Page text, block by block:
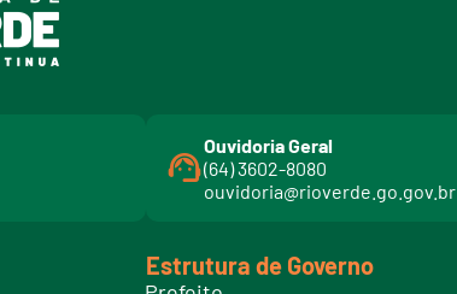
Ouvidoria Geral
(64) 3602-8080
ouvidoria@rioverde.go.gov.br
Estrutura de Governo